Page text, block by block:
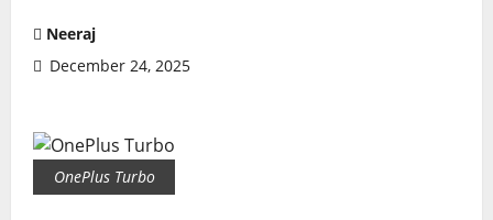
Neeraj
December 24, 2025
OnePlus Turbo